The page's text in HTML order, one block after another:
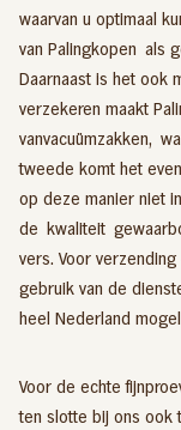
waarvan u optimaal
van Palingkopen als
Daarnaast is het ook
verzekeren maakt
vanvacuümzakken,
tweede komt het
op deze manier niet
de kwaliteit
vers. Voor
gebruik van de
heel Nederland
Voor de echte
ten slotte bij ons ook